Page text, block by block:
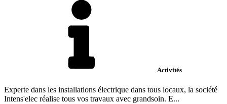
Activités
Experte dans les installations électrique dans tous locaux, la société
Intens'elec réalise tous vos travaux avec grandsoin. E...